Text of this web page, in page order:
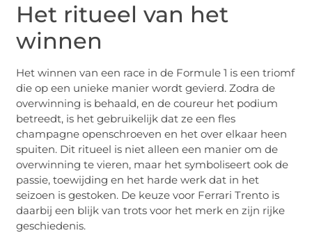
Het ritueel van het
winnen
Het winnen van een race in de Formule 1 is een triomf
die op een unieke manier wordt gevierd. Zodra de
overwinning is behaald, en de coureur het podium
betreedt, is het gebruikelijk dat ze een fles
champagne openschroeven en het over elkaar heen
spuiten. Dit ritueel is niet alleen een manier om de
overwinning te vieren, maar het symboliseert ook de
passie, toewijding en het harde werk dat in het
seizoen is gestoken. De keuze voor Ferrari Trento is
daarbij een blijk van trots voor het merk en zijn rijke
geschiedenis.